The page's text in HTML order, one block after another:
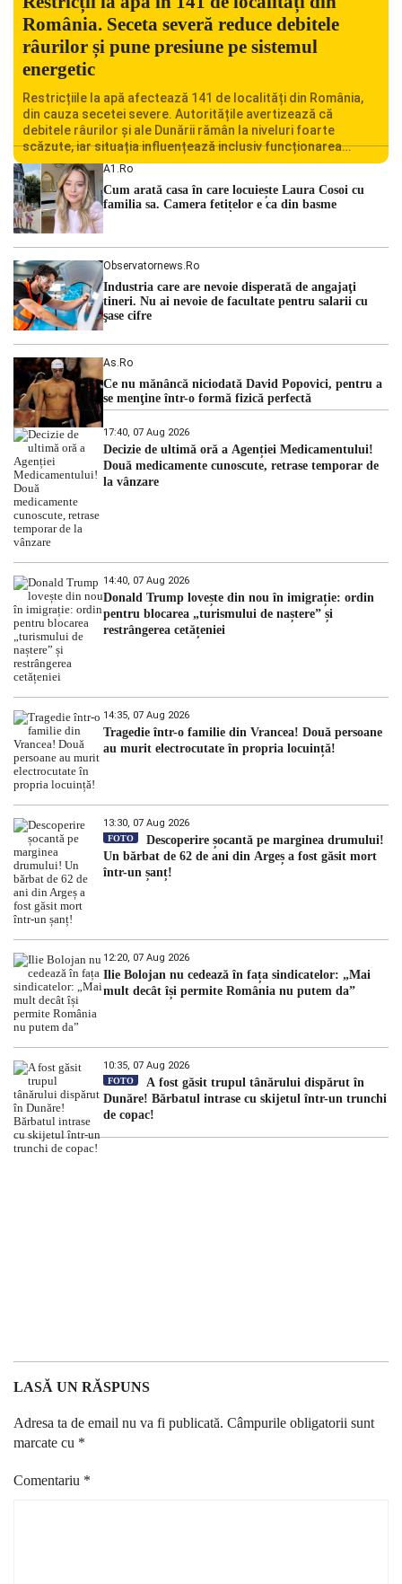
România. Seceta severă reduce debitele
râurilor și pune presiune pe sistemul
energetic
Restricțiile la apă afectează 141 de localități din România,
din cauza secetei severe. Autoritățile avertizează că
debitele râurilor și ale Dunării rămân la niveluri foarte
scăzute, iar situația influențează inclusiv funcționarea
Centralei Nucleare de la Cernavodă. România se confruntă
cu una dintre cele mai dificile perioade din punct de vedere
hidrologic din ultimii ani. Lipsa […]
A1.ro
Cum arată casa în care locuiește Laura Cosoi cu
familia sa. Camera fetițelor e ca din basme
Observatornews.ro
Industria care are nevoie disperată de angajaţi
tineri. Nu ai nevoie de facultate pentru salarii cu
şase cifre
As.ro
Ce nu mănâncă niciodată David Popovici, pentru a
se menţine într-o formă fizică perfectă
17:40, 07 Aug 2026
Decizie de ultimă oră a Agenției Medicamentului!
Două medicamente cunoscute, retrase temporar de
la vânzare
14:40, 07 Aug 2026
Donald Trump lovește din nou în imigrație: ordin
pentru blocarea „turismului de naștere” și
restrângerea cetățeniei
14:35, 07 Aug 2026
Tragedie într-o familie din Vrancea! Două persoane
au murit electrocutate în propria locuință!
13:30, 07 Aug 2026
FOTO
Descoperire șocantă pe marginea drumului!
Un bărbat de 62 de ani din Argeș a fost găsit mort
într-un șanț!
12:20, 07 Aug 2026
Ilie Bolojan nu cedează în fața sindicatelor: „Mai
mult decât își permite România nu putem da”
10:35, 07 Aug 2026
FOTO
A fost găsit trupul tânărului dispărut în
Dunăre! Bărbatul intrase cu skijetul într-un trunchi
de copac!
LASĂ UN RĂSPUNS
Adresa ta de email nu va fi publicată. Câmpurile obligatorii sunt
marcate cu *
Comentariu *